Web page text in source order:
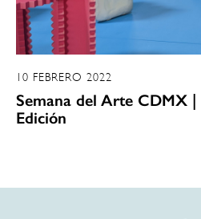
10 FEBRERO 2022
Semana del Arte CDMX |
Edición